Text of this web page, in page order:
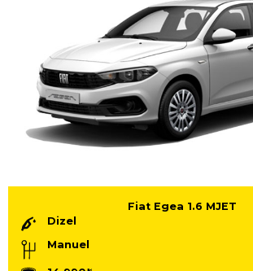
Fiat Egea 1.6 MJET
Dizel
Manuel